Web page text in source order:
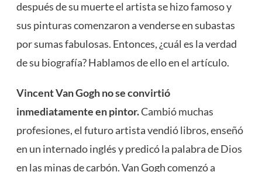
después de su muerte el artista se hizo famoso y
sus pinturas comenzaron a venderse en subastas
por sumas fabulosas. Entonces, ¿cuál es la verdad
de su biografía? Hablamos de ello en el artículo.
Vincent Van Gogh no se convirtió
inmediatamente en pintor.Cambió muchas
profesiones, el futuro artista vendió libros, enseñó
en un internado inglés y predicó la palabra de Dios
en las minas de carbón. Van Gogh comenzó a